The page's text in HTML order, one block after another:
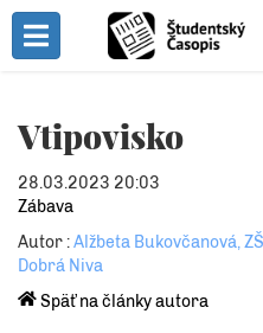
Toggle Menu
Vtipovisko
28.03.2023 20:03
Zábava
Autor :Alžbeta Bukovčanová,
Dobrá Niva
Späť na články autora